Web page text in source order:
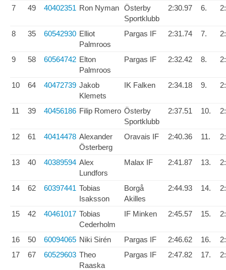
7 49 40402351 Ron Nyman Österby
Sportklubb
2:30.97 6.
8 35 60542930 Elliot
Palmroos
Pargas IF 2:31.74 7.
9 58 60564742 Elton
Palmroos
Pargas IF 2:32.42 8.
10 64 40472739 Jakob
Klemets
IK Falken 2:34.18 9.
11 39 40456186 Filip Romero Österby
Sportklubb
2:37.51 10.
12 61 40414478 Alexander
Österberg
Oravais IF 2:40.36 11.
13 40 40389594 Alex
Lundfors
Malax IF 2:41.87 13.
14 62 60397441 Tobias
Isaksson
Borgå
Akilles
2:44.93 14.
15 42 40461017 Tobias
Cederholm
IF Minken 2:45.57 15.
16 50 60094065 Niki Sirén Pargas IF 2:46.62 16.
17
67 60529603 Theo
Raaska
Pargas IF 2:47.82 17.